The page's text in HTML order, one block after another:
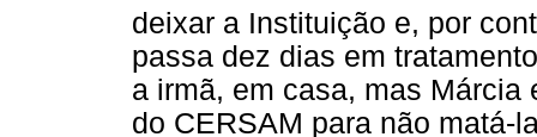
deixar a Instituição e, por
passa dez dias em
a irmã, em casa, mas Márcia
do CERSAM para não matá-